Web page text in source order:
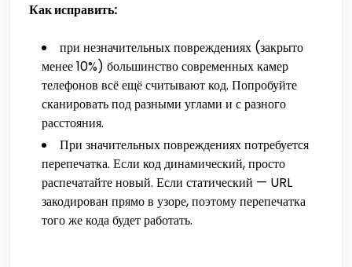
Как исправить:
при незначительных повреждениях (закрыто
менее 10%) большинство современных камер
телефонов всё ещё считывают код. Попробуйте
сканировать под разными углами и с разного
расстояния.
При значительных повреждениях потребуется
перепечатка. Если код динамический, просто
распечатайте новый. Если статический — URL
закодирован прямо в узоре, поэтому перепечатка
того же кода будет работать.